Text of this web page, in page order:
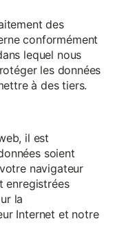
des
conformément
lequel nous
les données
à des tiers.
il est
soient
navigateur
enregistrées
la
Internet et notre